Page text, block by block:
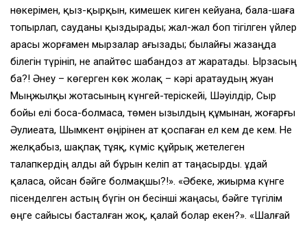
нөкерімен, қыз-қырқын, кимешек киген кейуана, бала-шаға
топырлап, сауданы қыздырады; жал-жал боп тігілген үйлер
арасы жорғамен мырзалар ағызады; былайғы жазаңда
білегін түрініп, не апайтөс шабандоз ат жаратады. Ырзасың
ба?! Әнеу – көгерген көк жолақ – кәрі Қаратаудың жуан
Мыңжылқы жотасының күнгей-теріскейі, Шәуілдір, Сыр
бойы елі боса-болмаса, төмен Қызылдың құмынан, жоғарғы
Әулиеата, Шымкент өңірінен ат қоспаған ел кем де кем. Не
желқабыз, шақпақ тұяқ, күміс құйрық жетелеген
талапкердің алды ай бұрын келіп ат таңасырды. Құдай
қаласа, ойсан бәйге болмақшы?!». «Әбеке, жиырма күнге
пісенделген астың бүгін он бесінші жаңасы, бәйге түгілім
өңге сайысы басталған жоқ, қалай болар екен?». «Шалғай